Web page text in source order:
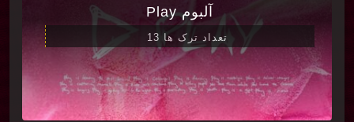
آلبوم Play
تعداد ترک ها 13